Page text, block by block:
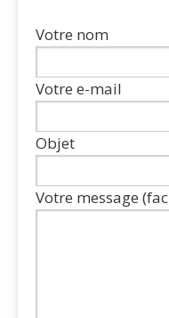
Votre nom
Votre e-mail
Objet
Votre message